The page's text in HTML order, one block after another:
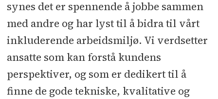
synes det er spennende å jobbe sammen
med andre og har lyst til å bidra til vårt
inkluderende arbeidsmiljø. Vi verdsetter
ansatte som kan forstå kundens
perspektiver, og som er dedikert til å
finne de gode tekniske, kvalitative og